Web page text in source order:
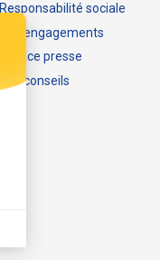
Responsabilité sociale
Nos engagements
Espace presse
Nos conseils